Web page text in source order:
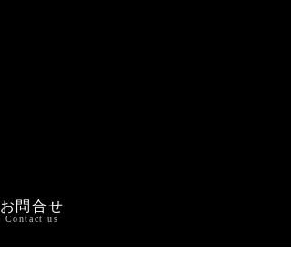
お問合せ
Contact us